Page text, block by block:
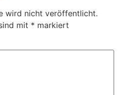
wird nicht veröffentlicht.
mit * markiert